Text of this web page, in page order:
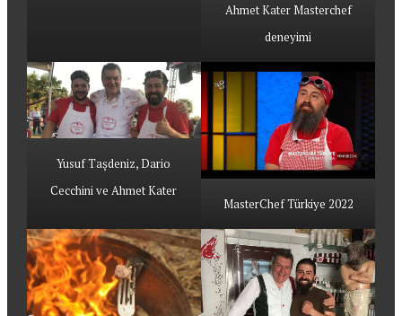
Ahmet Kater Masterchef
deneyimi
Yusuf Taşdeniz, Dario
Cecchini ve Ahmet Kater
MasterChef Türkiye 2022